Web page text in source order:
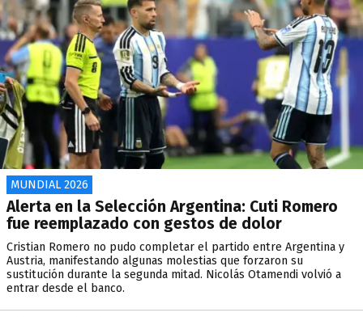
MUNDIAL 2026
Alerta en la Selección Argentina: Cuti Romero
fue reemplazado con gestos de dolor
Cristian Romero no pudo completar el partido entre Argentina y
Austria, manifestando algunas molestias que forzaron su
sustitución durante la segunda mitad. Nicolás Otamendi volvió a
entrar desde el banco.